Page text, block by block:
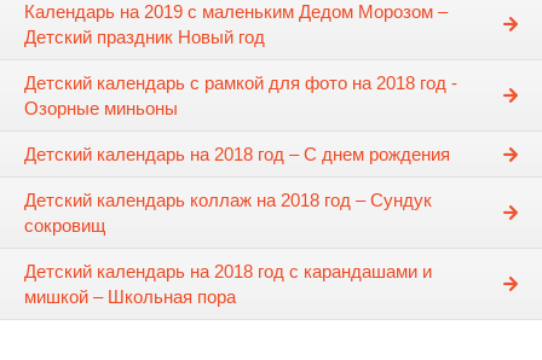
Календарь на 2019 с маленьким Дедом Морозом –
Детский праздник Новый год
Детский календарь с рамкой для фото на 2018 год -
Озорные миньоны
Детский календарь на 2018 год – С днем рождения
Детский календарь коллаж на 2018 год – Сундук
сокровищ
Детский календарь на 2018 год с карандашами и
мишкой – Школьная пора